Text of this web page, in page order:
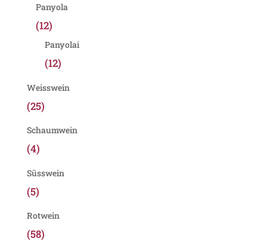
Panyola
(12)
Panyolai
(12)
Weisswein
(25)
Schaumwein
(4)
Süsswein
(5)
Rotwein
(58)